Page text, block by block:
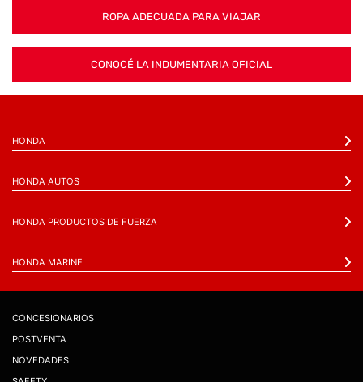
CONOCÉ LA INDUMENTARIA OFICIAL
ROPA ADECUADA PARA VIAJAR
HONDA
HONDA AUTOS
HONDA PRODUCTOS DE FUERZA
HONDA MARINE
CONCESIONARIOS
POSTVENTA
NOVEDADES